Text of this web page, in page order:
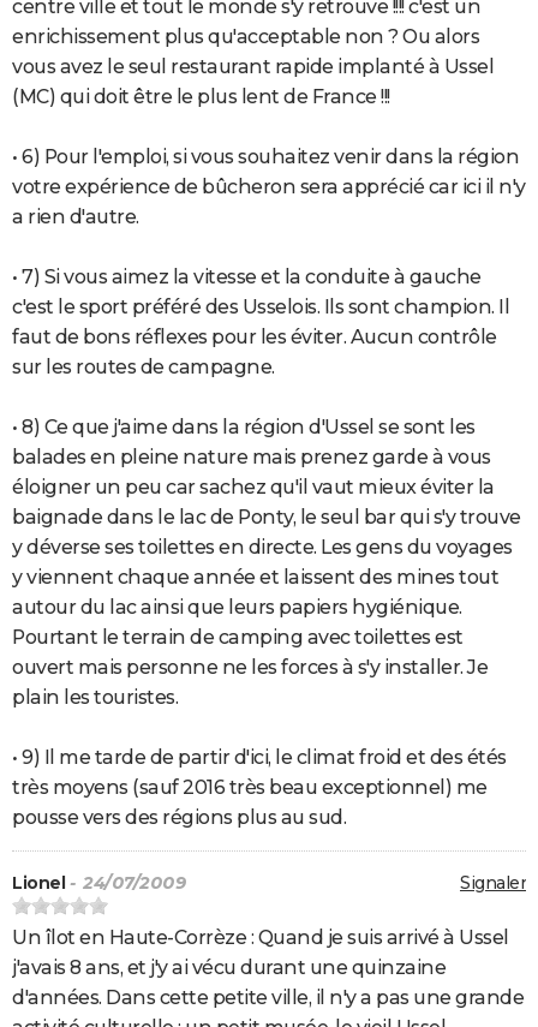
centre ville et tout le monde s'y retrouve !!!! c'est un
enrichissement plus qu'acceptable non ? Ou alors
vous avez le seul restaurant rapide implanté à Ussel
(MC) qui doit être le plus lent de France !!!
• 6) Pour l'emploi, si vous souhaitez venir dans la région
votre expérience de bûcheron sera apprécié car ici il n'y
a rien d'autre.
• 7) Si vous aimez la vitesse et la conduite à gauche
c'est le sport préféré des Usselois. Ils sont champion. Il
faut de bons réflexes pour les éviter. Aucun contrôle
sur les routes de campagne.
• 8) Ce que j'aime dans la région d'Ussel se sont les
balades en pleine nature mais prenez garde à vous
éloigner un peu car sachez qu'il vaut mieux éviter la
baignade dans le lac de Ponty, le seul bar qui s'y trouve
y déverse ses toilettes en directe. Les gens du voyages
y viennent chaque année et laissent des mines tout
autour du lac ainsi que leurs papiers hygiénique.
Pourtant le terrain de camping avec toilettes est
ouvert mais personne ne les forces à s'y installer. Je
plain les touristes.
• 9) Il me tarde de partir d'ici, le climat froid et des étés
très moyens (sauf 2016 très beau exceptionnel) me
pousse vers des régions plus au sud.
Signaler
Lionel - 24/07/2009
Un îlot en Haute-Corrèze : Quand je suis arrivé à Ussel
j'avais 8 ans, et j'y ai vécu durant une quinzaine
d'années. Dans cette petite ville, il n'y a pas une grande